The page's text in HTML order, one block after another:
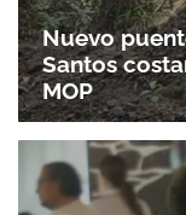
Nuevo
Santos
MOP